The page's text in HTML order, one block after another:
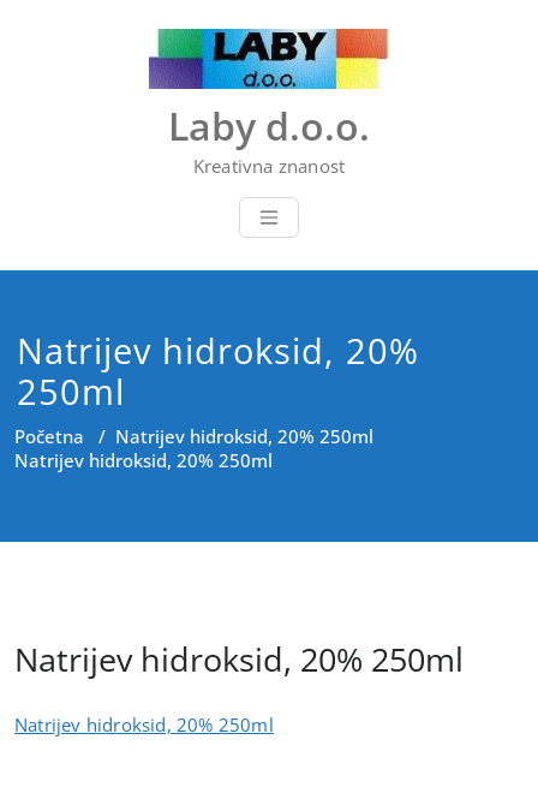
Laby d.o.o.
Kreativna znanost
Natrijev hidroksid, 20%
250ml
Početna / Natrijev hidroksid, 20% 250ml
Natrijev hidroksid, 20% 250ml
Natrijev hidroksid, 20% 250ml
Natrijev hidroksid, 20% 250ml